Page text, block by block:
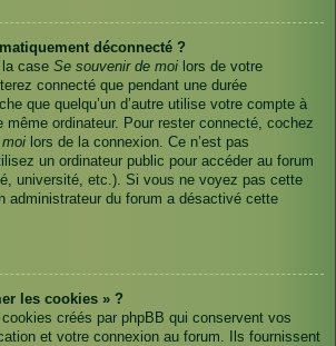
déconnecté ?
case Se souvenir de moi lors de votre
connecté que pendant une durée
que quelqu’un d’autre utilise votre compte à
ordinateur. Pour rester connecté, cochez
lors de la connexion. Ce n’est pas
un ordinateur public pour accéder au forum
université, etc.). Si vous ne voyez pas cette
administrateur du forum a désactivé cette
les cookies » ?
créés par phpBB qui conservent vos
et votre connexion au forum. Ils fournissent